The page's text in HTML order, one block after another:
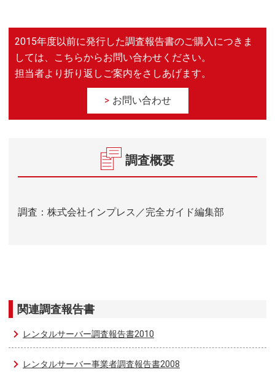
関連調査報告書
レンタルサーバー調査報告書2010
レンタルサーバー事業者調査報告書2008
2015年度以前に発行した調査報告書のご購入につきま
しては、こちらからお問い合わせください。
担当者より折り返しご案内をさしあげます。
お問い合わせ
調査概要
調査：株式会社インプレス／完全ガイド編集部